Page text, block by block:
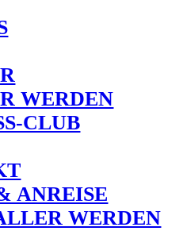
WERDEN
CLUB
ANREISE
WERDEN